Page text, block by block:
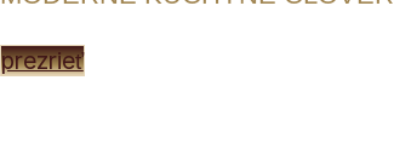
prezrieť